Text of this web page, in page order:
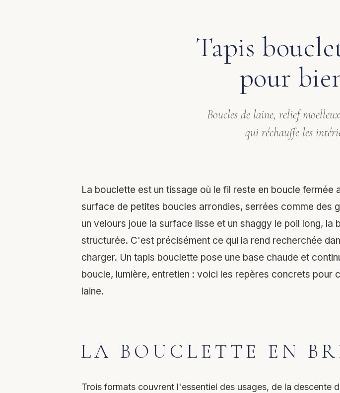
Tapis
pour
Boucles de laine, relief
qui réchauffe les
La bouclette est un tissage où le fil reste en boucle
surface de petites boucles arrondies, serrées comme des
un velours joue la surface lisse et un shaggy le poil long,
structurée. C'est précisément ce qui la rend recherchée
charger. Un tapis bouclette pose une base chaude et
boucle, lumière, entretien : voici les repères concrets pour
laine.
LA BOUCLETTE EN
Trois formats couvrent l'essentiel des usages, de la descente